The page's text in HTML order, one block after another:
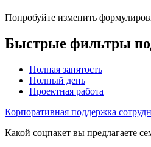
Попробуйте изменить
Быстрые фильтры
Полная занятость
Полный день
Проектная работа
Корпоративная поддержка
Какой соцпакет вы предлагаете